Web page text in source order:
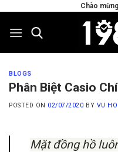
content
Chào
BLOGS
Phân Biệt Casio
POSTED ON 02/07/2020 BY VU
Mặt đồng hồ